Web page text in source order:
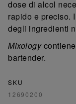
dose di alcol
rapido e preciso.
degli ingredienti
Mixology
bartender.
SKU
12690200